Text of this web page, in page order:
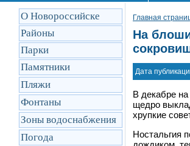
О Новороссийске
Районы
Парки
Памятники
Пляжи
Фонтаны
Зоны водоснабжения
Погода
Главная
На
Дата
В декабре
щедро
хрупкие
Ностальгия